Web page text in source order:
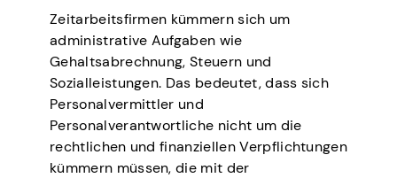
Zeitarbeitsfirmen kümmern sich um
administrative Aufgaben wie
Gehaltsabrechnung, Steuern und
Sozialleistungen. Das bedeutet, dass sich
Personalvermittler und
Personalverantwortliche nicht um die
rechtlichen und finanziellen Verpflichtungen
kümmern müssen, die mit der